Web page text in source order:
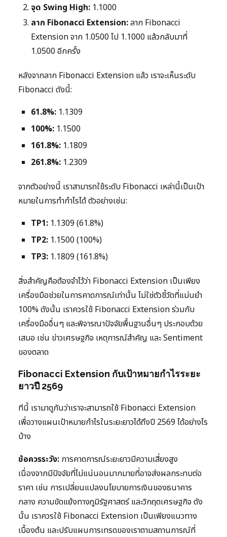
จุด Swing High: 1.1000
ลาก Fibonacci Extension:ลาก Fibonacci
Extension จาก 1.0500 ไป 1.1000 แล้วกลับมาที่
1.0500 อีกครั้ง
หลังจากลาก Fibonacci Extension แล้ว เราจะเห็นระดับ
Fibonacci ดังนี้:
61.8%: 1.1309
100%: 1.1500
161.8%: 1.1809
261.8%: 1.2309
จากตัวอย่างนี้ เราสามารถใช้ระดับ Fibonacci เหล่านี้เป็นเป้า
หมายในการทำกำไรได้ ตัวอย่างเช่น:
TP1: 1.1309 (61.8%)
TP2: 1.1500 (100%)
TP3: 1.1809 (161.8%)
สิ่งสำคัญคือต้องจำไว้ว่า Fibonacci Extension เป็นเพียง
เครื่องมือช่วยในการคาดการณ์เท่านั้น ไม่ใช่ตัวชี้วัดที่แม่นยำ
100% ดังนั้น เราควรใช้ Fibonacci Extension ร่วมกับ
เครื่องมืออื่นๆ และพิจารณาปัจจัยพื้นฐานอื่นๆ ประกอบด้วย
เสมอ เช่น ข่าวเศรษฐกิจ เหตุการณ์สำคัญ และ Sentiment
ของตลาด
Fibonacci Extension กับเป้าหมายกำไรระยะ
ยาวปี 2569
ทีนี้ เรามาดูกันว่าเราจะสามารถใช้ Fibonacci Extension
เพื่อวางแผนเป้าหมายกำไรในระยะยาวได้ถึงปี 2569 ได้อย่างไร
บ้าง
ข้อควรระวัง: การคาดการณ์ระยะยาวมีความเสี่ยงสูง
เนื่องจากมีปัจจัยที่ไม่แน่นอนมากมายที่อาจส่งผลกระทบต่อ
ราคา เช่น การเปลี่ยนแปลงนโยบายการเงินของธนาคาร
กลาง ความขัดแย้งทางภูมิรัฐศาสตร์ และวิกฤตเศรษฐกิจ ดัง
นั้น เราควรใช้ Fibonacci Extension เป็นเพียงแนวทาง
เบื้องต้น และปรับแผนการเทรดของเราตามสถานการณ์ที่